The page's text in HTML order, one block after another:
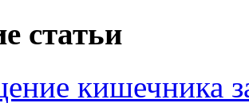
статьи
кишечника